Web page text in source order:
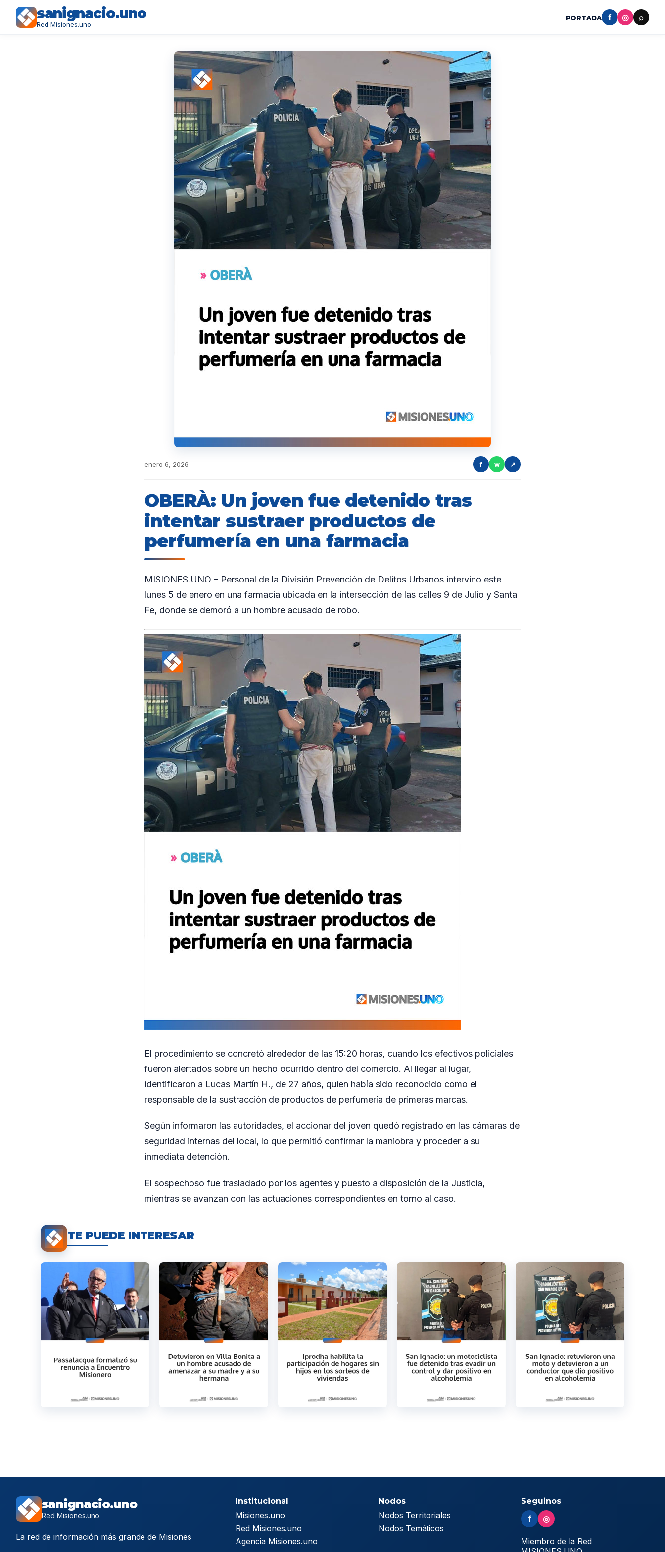
sanignacio.uno
Red Misiones.uno
PORTADA f ◎ ⌕
enero 6, 2026 f w ↗
OBERÀ: Un joven fue detenido tras
intentar sustraer productos de
perfumería en una farmacia
MISIONES.UNO – Personal de la División Prevención de Delitos Urbanos intervino este
lunes 5 de enero en una farmacia ubicada en la intersección de las calles 9 de Julio y Santa
Fe, donde se demoró a un hombre acusado de robo.
El procedimiento se concretó alrededor de las 15:20 horas, cuando los efectivos policiales
fueron alertados sobre un hecho ocurrido dentro del comercio. Al llegar al lugar,
identificaron a Lucas Martín H., de 27 años, quien había sido reconocido como el
responsable de la sustracción de productos de perfumería de primeras marcas.
Según informaron las autoridades, el accionar del joven quedó registrado en las cámaras de
seguridad internas del local, lo que permitió confirmar la maniobra y proceder a su
inmediata detención.
El sospechoso fue trasladado por los agentes y puesto a disposición de la Justicia,
mientras se avanzan con las actuaciones correspondientes en torno al caso.
TE PUEDE INTERESAR
sanignacio.uno
Red Misiones.uno
La red de información más grande de Misiones
Institucional
Misiones.uno
Red Misiones.uno
Agencia Misiones.uno
Nodos
Nodos Territoriales
Nodos Temáticos
Seguinos
f ◎
Miembro de la Red